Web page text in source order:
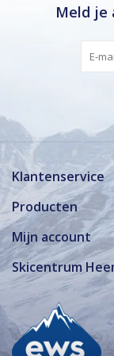
Meld je
Klantenservice
Producten
Mijn account
Skicentrum